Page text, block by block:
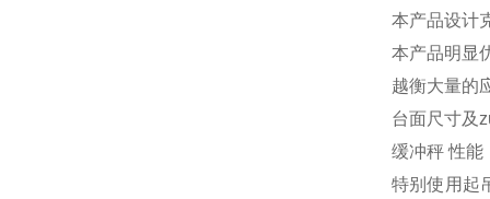
本产品设计
本产品明显
越衡大量的
台面尺寸及
缓冲秤 性能
特别使用起